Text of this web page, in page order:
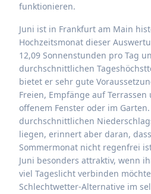
funktionieren.
Juni ist in Frankfurt am Main
Hochzeitsmonat dieser
12,09 Sonnenstunden pro Tag
durchschnittlichen
bietet er sehr gute
Freien, Empfänge auf
offenem Fenster oder im
durchschnittlichen
liegen, erinnert aber daran,
Sommermonat nicht regenfrei
Juni besonders attraktiv, wenn
viel Tageslicht verbinden
Schlechtwetter-Alternative im